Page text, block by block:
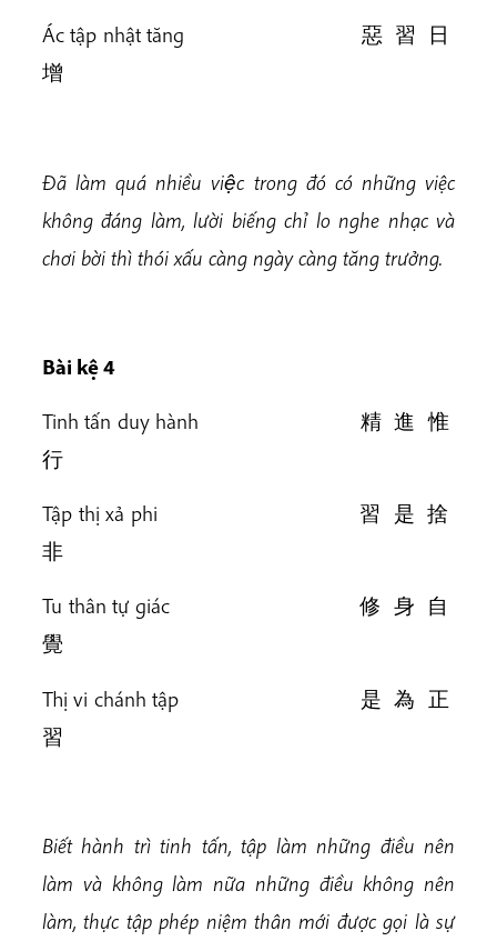
Ác tập nhật tăng 惡 習 日
增
Đã làm quá nhiều việc trong đó có những việc
không đáng làm, lười biếng chỉ lo nghe nhạc và
chơi bời thì thói xấu càng ngày càng tăng trưởng.
Bài kệ 4
Tinh tấn duy hành 精 進 惟
行
Tập thị xả phi 習 是 捨
非
Tu thân tự giác 修 身 自
覺
Thị vi chánh tập 是 為 正
習
Biết hành trì tinh tấn, tập làm những điều nên
làm và không làm nữa những điều không nên
làm, thực tập phép niệm thân mới được gọi là sự